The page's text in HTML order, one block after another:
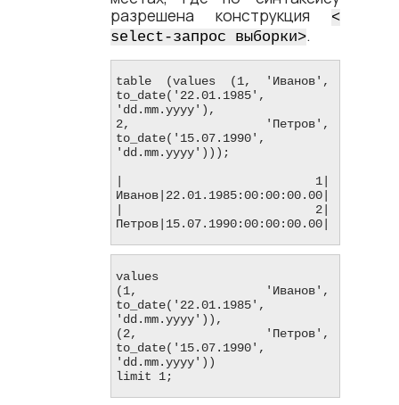
разрешена конструкция
<​
select-запрос выборки​>.
table (values (1, 'Иванов',
to_date('22.01.1985',
'dd.mm.yyyy'),
2, 'Петров',
to_date('15.07.1990',
'dd.mm.yyyy')));
|          1|
Иванов|22.01.1985:00:00:00.00|
|          2|
Петров|15.07.1990:00:00:00.00|
values
(1, 'Иванов',
to_date('22.01.1985',
'dd.mm.yyyy')),
(2, 'Петров',
to_date('15.07.1990',
'dd.mm.yyyy'))
limit 1;